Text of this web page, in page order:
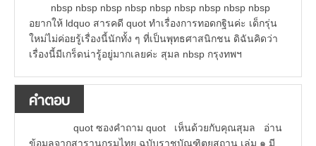
nbsp nbsp nbsp nbsp nbsp nbsp nbsp nbsp nbsp
อยากให้ ldquo สารคดี quot ทำเรื่องการทอดกฐินค่ะ เด็กรุ่น
ใหม่ไม่ค่อยรู้เรื่องนี้นักทั้ง ๆ ที่เป็นพุทธศาสนิกชน ดิฉันคิดว่า
เรื่องนี้มีเกร็ดน่ารู้อยู่มากเลยค่ะ สุมล nbsp กรุงทพฯ
คำตอบ
quot ซองคำถาม quot เห็นด้วยกับคุณสุมล อ่าน
ข้อมูลจากสารานุกรมไทย ฉบับราชบัณฑิตยสถาน เล่ม ๑ มี